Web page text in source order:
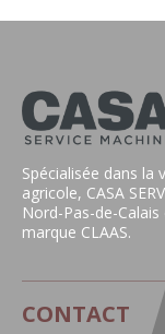
Spécialisée dans la
agricole, CASA
Nord-Pas-de-
marque CLAAS.
CONTACT